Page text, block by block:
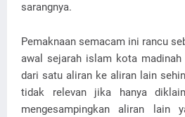
sarangnya.
Pemaknaan semacam ini rancu
awal sejarah islam kota madinah
dari satu aliran ke aliran lain
tidak relevan jika hanya
mengesampingkan aliran lain